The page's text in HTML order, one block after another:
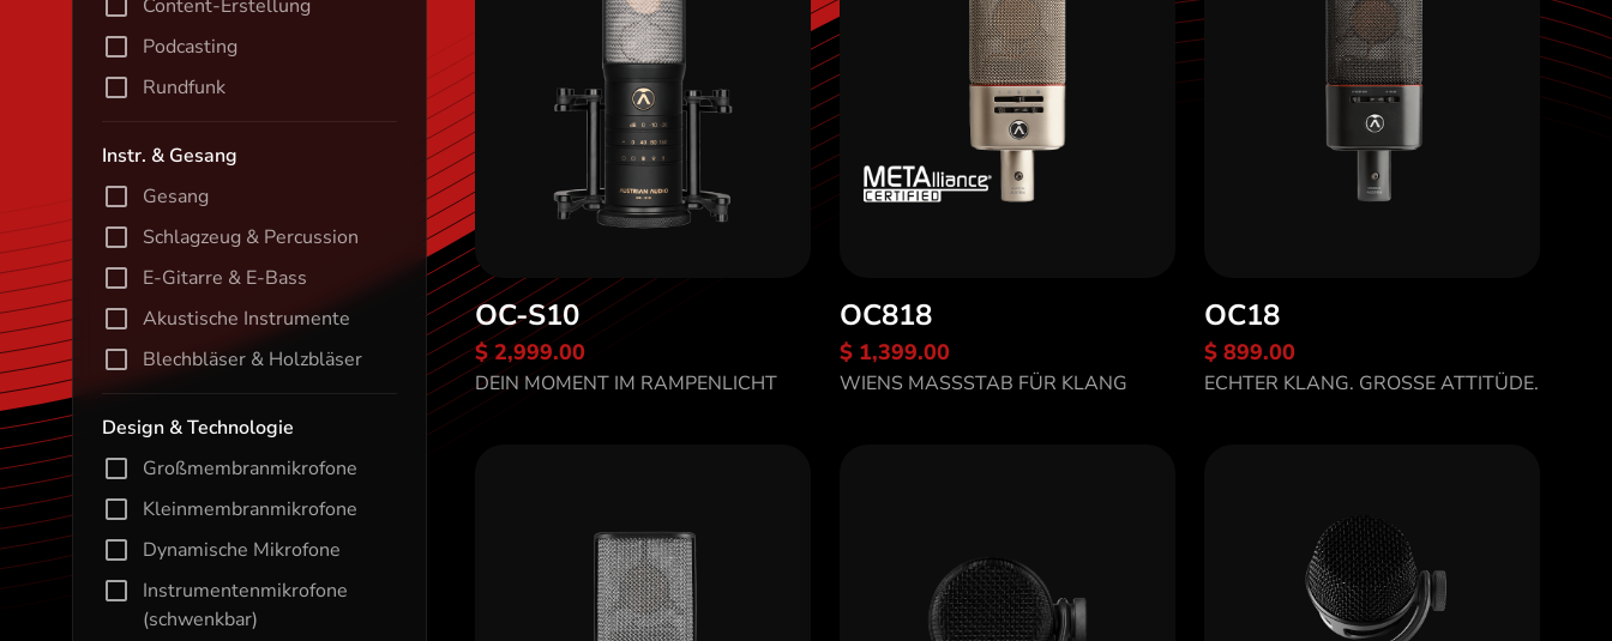
Content-Erstellung
Podcasting
Rundfunk
Instr. & Gesang
Gesang
Schlagzeug & Percussion
E-Gitarre & E-Bass
Akustische Instrumente
Blechbläser & Holzbläser
Design & Technologie
Großmembranmikrofone
Kleinmembranmikrofone
Dynamische Mikrofone
Instrumentenmikrofone
(schwenkbar)
OC-S10
$ 2,999.00
DEIN MOMENT IM RAMPENLICHT
Entdecke OC-S10
OC818
$ 1,399.00
WIENS MASSSTAB FÜR KLANG
Entdecke OC818
OC18
$ 899.00
ECHTER KLANG. GROSSE ATTITÜDE.
Entdecke OC18